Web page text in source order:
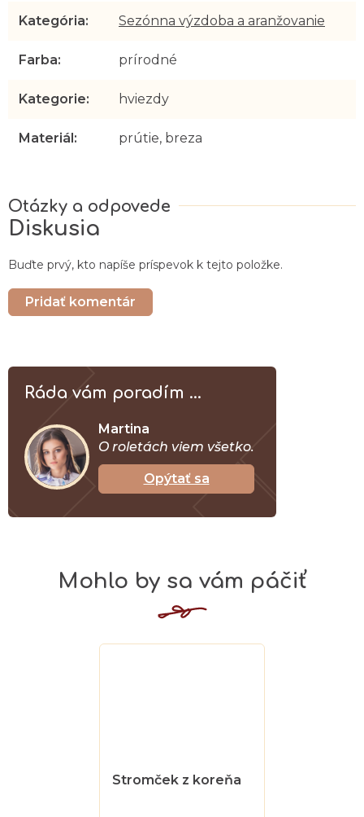
Stromček z koreňa
Diskusia
Buďte prvý, kto napíše príspevok k tejto položke.
Pridať komentár
Kategória: Sezónna výzdoba a aranžovanie
Farba: prírodné
Kategorie: hviezdy
Materiál: prútie, breza
Ráda vám poradím ...
Martina
O roletách viem všetko.
Opýtať sa